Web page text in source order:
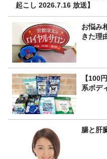
起こし 2026.7.16 放送】
お悩み
きた理
【100
系ボデ
腸と肝